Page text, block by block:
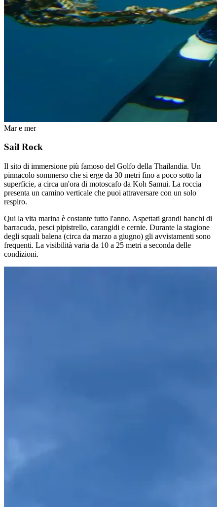
Mar e mer
Sail Rock
Il sito di immersione più famoso del Golfo della Thailandia. Un
pinnacolo sommerso che si erge da 30 metri fino a poco sotto la
superficie, a circa un'ora di motoscafo da Koh Samui. La roccia
presenta un camino verticale che puoi attraversare con un solo
respiro.
Qui la vita marina è costante tutto l'anno. Aspettati grandi banchi di
barracuda, pesci pipistrello, carangidi e cernie. Durante la stagione
degli squali balena (circa da marzo a giugno) gli avvistamenti sono
frequenti. La visibilità varia da 10 a 25 metri a seconda delle
condizioni.